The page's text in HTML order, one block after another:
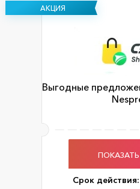
АКЦИЯ
Выгодные
Срок действия: